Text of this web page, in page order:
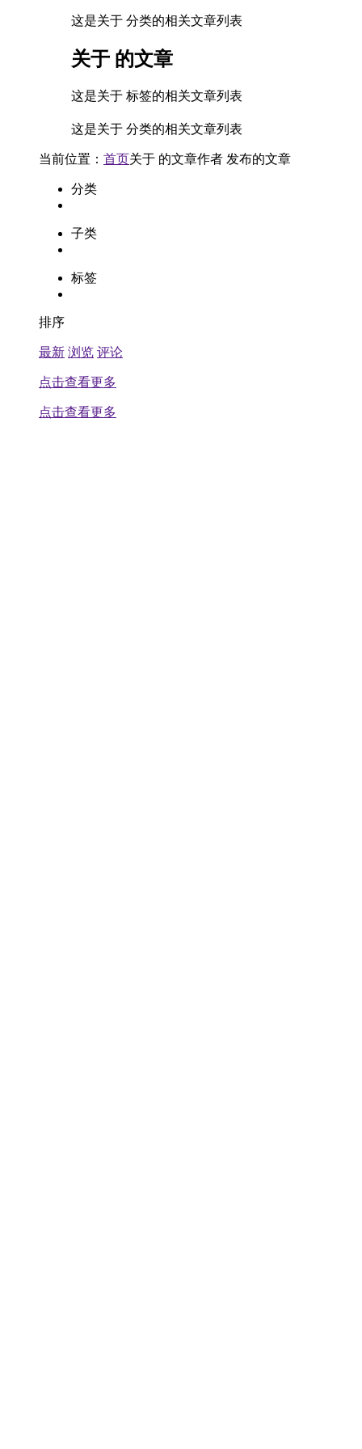
这是关于 分类的相关文章列表
关于 的文章
这是关于 标签的相关文章列表
这是关于 分类的相关文章列表
当前位置： 首页关于 的文章作者 发布的文章
分类
子类
标签
排序
最新 浏览 评论
点击查看更多
点击查看更多